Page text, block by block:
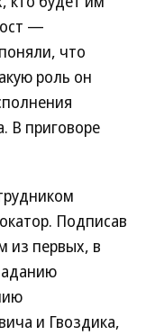
—
что
роль он
В приговоре
Подписав
из первых, в
и Гвоздика,